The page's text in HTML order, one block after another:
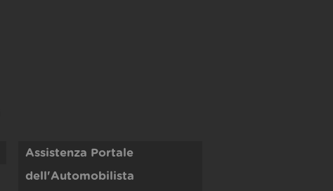
Assistenza Portale
dell'Automobilista